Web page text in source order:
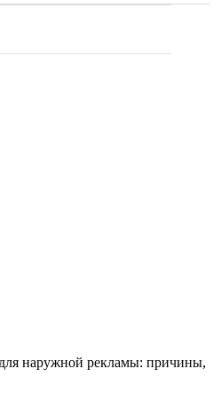
наружной рекламы: причины,